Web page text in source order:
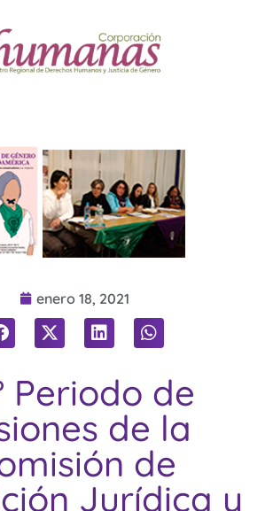
Periodo de
de la
de
Jurídica y
enero 18, 2021